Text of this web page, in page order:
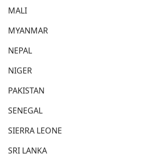
MALI
MYANMAR
NEPAL
NIGER
PAKISTAN
SENEGAL
SIERRA LEONE
SRI LANKA